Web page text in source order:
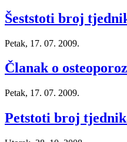
Šeststoti broj
Petak, 17. 07. 2009.
Članak o
Petak, 17. 07. 2009.
Petstoti broj